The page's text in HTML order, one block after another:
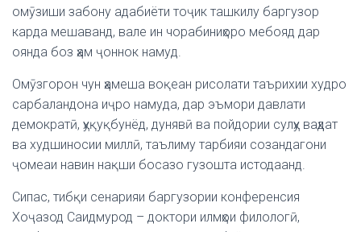
омӯзиши забону адабиёти тоҷик ташкилу баргузор
карда мешаванд, вале ин чорабиниҳоро мебояд дар
оянда боз ҳам ҷоннок намуд.
Омӯзгорон чун ҳамеша воқеан рисолати таърихии худро
сарбаландона иҷро намуда, дар эъмори давлати
демократӣ, ҳуқуқбунёд, дунявӣ ва пойдории сулҳу ваҳдат
ва худшиносии миллӣ, таълиму тарбияи созандагони
ҷомеаи навин нақши босазо гузошта истодаанд.
Сипас, тибқи сенарияи баргузории конференсия
Хоҷазод Саидмурод – доктори илмҳои филологӣ,